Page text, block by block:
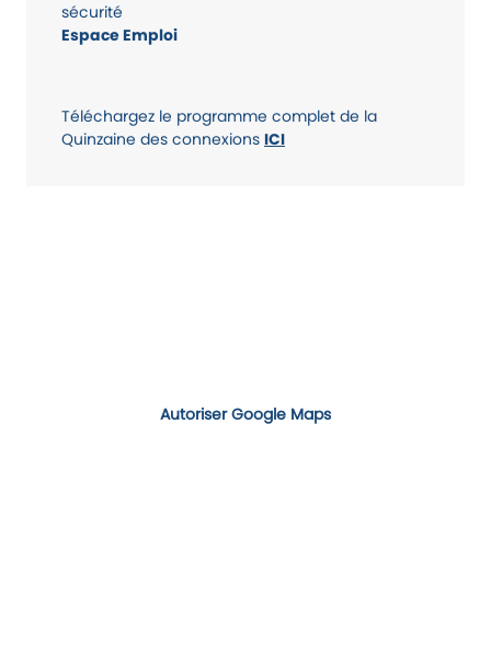
sécurité
Espace Emploi
Téléchargez le programme complet de la
Quinzaine des connexions ICI
Autoriser Google Maps